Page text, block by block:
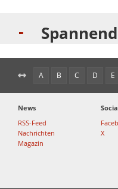
A B C D E
News
RSS-Feed
Nachrichten
Magazin
X